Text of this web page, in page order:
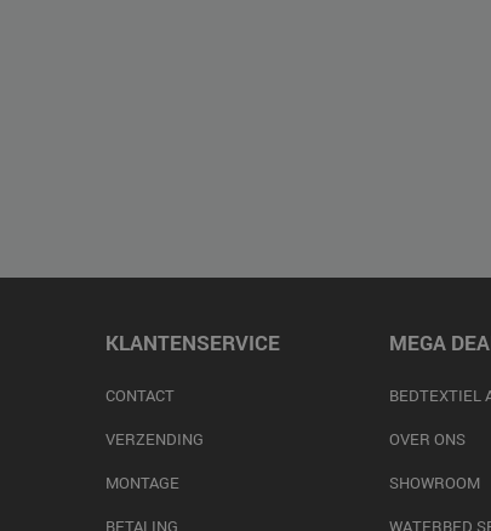
KLANTENSERVICE
CONTACT
VERZENDING
MONTAGE
BETALING
MEGA
BEDTEXTIEL
OVER ONS
SHOWROOM
WATERBED